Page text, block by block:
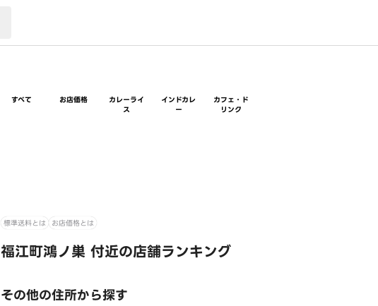
すべて お店価格
カレーライ
ス
インドカレ
ー
カフェ・ド
リンク
標準送料とは お店価格とは
福江町鴻ノ巣 付近の店舗ランキング
その他の住所から探す